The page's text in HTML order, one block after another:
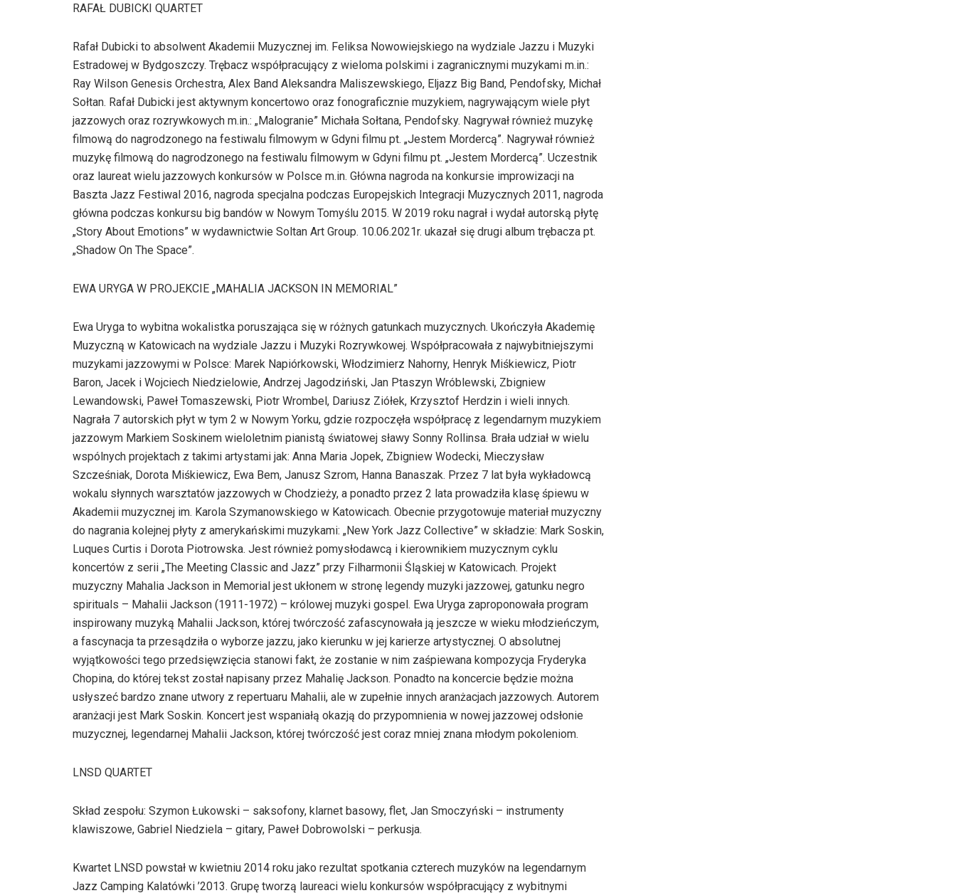
RAFAŁ DUBICKI QUARTET
Rafał Dubicki to absolwent Akademii Muzycznej im. Feliksa Nowowiejskiego na wydziale Jazzu i Muzyki
Estradowej w Bydgoszczy. Trębacz współpracujący z wieloma polskimi i zagranicznymi muzykami m.in.:
Ray Wilson Genesis Orchestra, Alex Band Aleksandra Maliszewskiego, Eljazz Big Band, Pendofsky, Michał
Sołtan. Rafał Dubicki jest aktywnym koncertowo oraz fonograficznie muzykiem, nagrywającym wiele płyt
jazzowych oraz rozrywkowych m.in.: „Malogranie” Michała Sołtana, Pendofsky. Nagrywał również muzykę
filmową do nagrodzonego na festiwalu filmowym w Gdyni filmu pt. „Jestem Mordercą”. Nagrywał również
muzykę filmową do nagrodzonego na festiwalu filmowym w Gdyni filmu pt. „Jestem Mordercą”. Uczestnik
oraz laureat wielu jazzowych konkursów w Polsce m.in. Główna nagroda na konkursie improwizacji na
Baszta Jazz Festiwal 2016, nagroda specjalna podczas Europejskich Integracji Muzycznych 2011, nagroda
główna podczas konkursu big bandów w Nowym Tomyślu 2015. W 2019 roku nagrał i wydał autorską płytę
„Story About Emotions” w wydawnictwie Soltan Art Group. 10.06.2021r. ukazał się drugi album trębacza pt.
„Shadow On The Space”.
EWA URYGA W PROJEKCIE „MAHALIA JACKSON IN MEMORIAL”
Ewa Uryga to wybitna wokalistka poruszająca się w różnych gatunkach muzycznych. Ukończyła Akademię
Muzyczną w Katowicach na wydziale Jazzu i Muzyki Rozrywkowej. Współpracowała z najwybitniejszymi
muzykami jazzowymi w Polsce: Marek Napiórkowski, Włodzimierz Nahorny, Henryk Miśkiewicz, Piotr
Baron, Jacek i Wojciech Niedzielowie, Andrzej Jagodziński, Jan Ptaszyn Wróblewski, Zbigniew
Lewandowski, Paweł Tomaszewski, Piotr Wrombel, Dariusz Ziółek, Krzysztof Herdzin i wieli innych.
Nagrała 7 autorskich płyt w tym 2 w Nowym Yorku, gdzie rozpoczęła współpracę z legendarnym muzykiem
jazzowym Markiem Soskinem wieloletnim pianistą światowej sławy Sonny Rollinsa. Brała udział w wielu
wspólnych projektach z takimi artystami jak: Anna Maria Jopek, Zbigniew Wodecki, Mieczysław
Szcześniak, Dorota Miśkiewicz, Ewa Bem, Janusz Szrom, Hanna Banaszak. Przez 7 lat była wykładowcą
wokalu słynnych warsztatów jazzowych w Chodzieży, a ponadto przez 2 lata prowadziła klasę śpiewu w
Akademii muzycznej im. Karola Szymanowskiego w Katowicach. Obecnie przygotowuje materiał muzyczny
do nagrania kolejnej płyty z amerykańskimi muzykami: „New York Jazz Collective” w składzie: Mark Soskin,
Luques Curtis i Dorota Piotrowska. Jest również pomysłodawcą i kierownikiem muzycznym cyklu
koncertów z serii „The Meeting Classic and Jazz” przy Filharmonii Śląskiej w Katowicach. Projekt
muzyczny Mahalia Jackson in Memorial jest ukłonem w stronę legendy muzyki jazzowej, gatunku negro
spirituals – Mahalii Jackson (1911-1972) – królowej muzyki gospel. Ewa Uryga zaproponowała program
inspirowany muzyką Mahalii Jackson, której twórczość zafascynowała ją jeszcze w wieku młodzieńczym,
a fascynacja ta przesądziła o wyborze jazzu, jako kierunku w jej karierze artystycznej. O absolutnej
wyjątkowości tego przedsięwzięcia stanowi fakt, że zostanie w nim zaśpiewana kompozycja Fryderyka
Chopina, do której tekst został napisany przez Mahalię Jackson. Ponadto na koncercie będzie można
usłyszeć bardzo znane utwory z repertuaru Mahalii, ale w zupełnie innych aranżacjach jazzowych. Autorem
aranżacji jest Mark Soskin. Koncert jest wspaniałą okazją do przypomnienia w nowej jazzowej odsłonie
muzycznej, legendarnej Mahalii Jackson, której twórczość jest coraz mniej znana młodym pokoleniom.
LNSD QUARTET
Skład zespołu: Szymon Łukowski – saksofony, klarnet basowy, flet, Jan Smoczyński – instrumenty
klawiszowe, Gabriel Niedziela – gitary, Paweł Dobrowolski – perkusja.
Kwartet LNSD powstał w kwietniu 2014 roku jako rezultat spotkania czterech muzyków na legendarnym
Jazz Camping Kalatówki ’2013. Grupę tworzą laureaci wielu konkursów współpracujący z wybitnymi